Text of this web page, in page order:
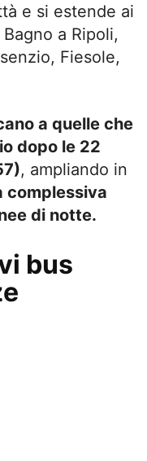
e si estende ai
a Ripoli,
Fiesole,
a quelle che
dopo le 22
, ampliando in
complessiva
di notte.
bus